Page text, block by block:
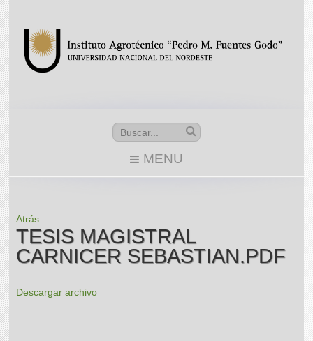
MENU
Atrás
TESIS MAGISTRAL
CARNICER SEBASTIAN.PDF
Descargar archivo